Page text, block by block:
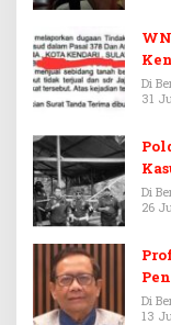
Di
31
Di
26
Di
13